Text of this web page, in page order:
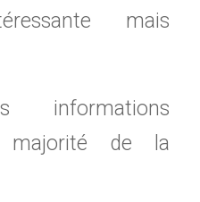
mais
informations
de la